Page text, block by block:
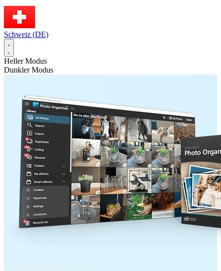
Schweiz (DE)
Heller Modus
Dunkler Modus